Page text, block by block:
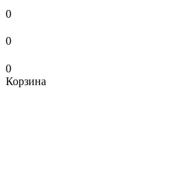
0
0
0
Корзина